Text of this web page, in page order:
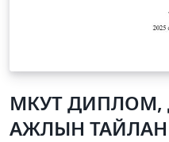
МКУТ ДИПЛОМ,
АЖЛЫН ТАЙЛАН